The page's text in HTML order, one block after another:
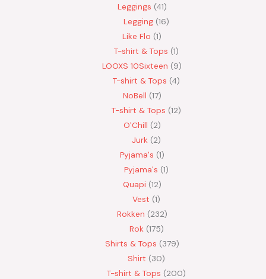
Leggings 41
Legging 16
Like Flo 1
T-shirt & Tops 1
LOOXS 10Sixteen
9
T-shirt & Tops 4
NoBell 17
T-shirt & Tops 12
O'Chill 2
Jurk 2
Pyjama's 1
Pyjama's 1
Quapi 12
Vest 1
Rokken 232
Rok 175
Shirts & Tops 379
Shirt
30
T-shirt & Tops
200